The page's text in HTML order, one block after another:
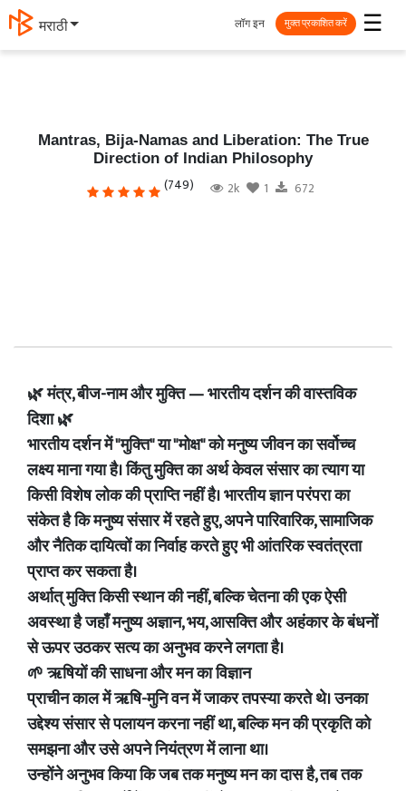
मराठी ☰
लॉग इन मुक्त प्रकाशित करें
Mantras, Bija-Namas and Liberation: The True
Direction of Indian Philosophy
(749) 2k 1 672
🌿 मंत्र, बीज-नाम और मुक्ति — भारतीय दर्शन की वास्तविक
दिशा 🌿
भारतीय दर्शन में "मुक्ति" या "मोक्ष" को मनुष्य जीवन का सर्वोच्च
लक्ष्य माना गया है। किंतु मुक्ति का अर्थ केवल संसार का त्याग या
किसी विशेष लोक की प्राप्ति नहीं है। भारतीय ज्ञान परंपरा का
संकेत है कि मनुष्य संसार में रहते हुए, अपने पारिवारिक, सामाजिक
और नैतिक दायित्वों का निर्वाह करते हुए भी आंतरिक स्वतंत्रता
प्राप्त कर सकता है।
अर्थात् मुक्ति किसी स्थान की नहीं, बल्कि चेतना की एक ऐसी
अवस्था है जहाँ मनुष्य अज्ञान, भय, आसक्ति और अहंकार के बंधनों
से ऊपर उठकर सत्य का अनुभव करने लगता है।
🌱 ऋषियों की साधना और मन का विज्ञान
प्राचीन काल में ऋषि-मुनि वन में जाकर तपस्या करते थे। उनका
उद्देश्य संसार से पलायन करना नहीं था, बल्कि मन की प्रकृति को
समझना और उसे अपने नियंत्रण में लाना था।
उन्होंने अनुभव किया कि जब तक मनुष्य मन का दास है, तब तक